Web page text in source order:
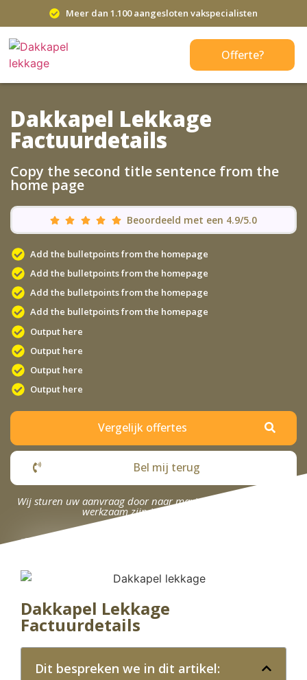
Meer dan 1.100 aangesloten vakspecialisten
Offerte?
Dakkapel Lekkage
Factuurdetails
Copy the second title sentence from the
home page
Beoordeeld met een 4.9/5.0
Add the bulletpoints from the homepage
Add the bulletpoints from the homepage
Add the bulletpoints from the homepage
Add the bulletpoints from the homepage
Output here
Output here
Output here
Output here
Vergelijk offertes
Bel mij terug
Wij sturen uw aanvraag door naar maximaal 4 bedrijven die
werkzaam zijn in uw omgeving.
Dakkapel Lekkage
Factuurdetails
Dit bespreken we in dit artikel: